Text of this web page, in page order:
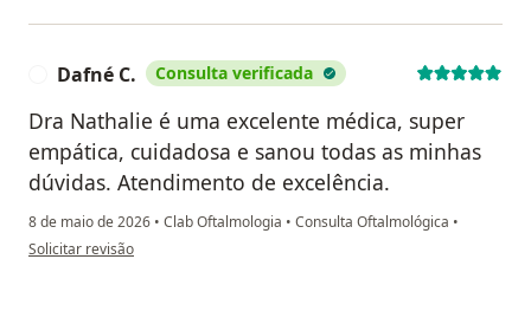
Dafné C. Consulta verificada
Dra Nathalie é uma excelente médica, super
empática, cuidadosa e sanou todas as minhas
dúvidas. Atendimento de excelência.
8 de maio de 2026 • Clab Oftalmologia • Consulta Oftalmológica •
na opinião do utilizador Dafné C.
Solicitar revisão